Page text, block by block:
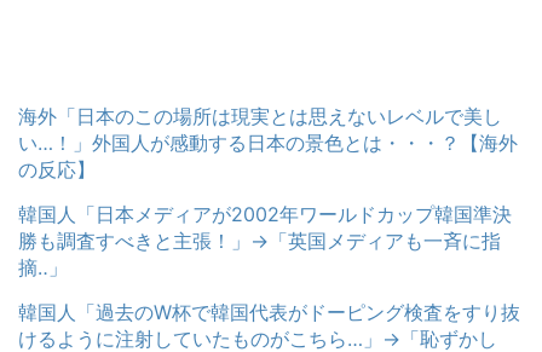
海外「日本のこの場所は現実とは思えないレベルで美し
い…！」外国人が感動する日本の景色とは・・・？【海外
の反応】
韓国人「日本メディアが2002年ワールドカップ韓国準決
勝も調査すべきと主張！」→「英国メディアも一斉に指
摘‥」
韓国人「過去のW杯で韓国代表がドーピング検査をすり抜
けるように注射していたものがこちら…」→「恥ずかし